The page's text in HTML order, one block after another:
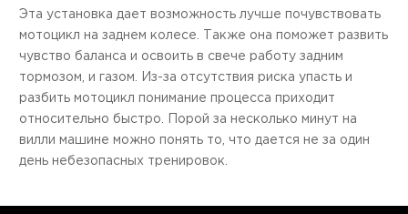
Эта установка дает возможность лучше почувствовать
мотоцикл на заднем колесе. Также она поможет развить
чувство баланса и освоить в свече работу задним
тормозом, и газом. Из-за отсутствия риска упасть и
разбить мотоцикл понимание процесса приходит
относительно быстро. Порой за несколько минут на
вилли машине можно понять то, что дается не за один
день небезопасных тренировок.